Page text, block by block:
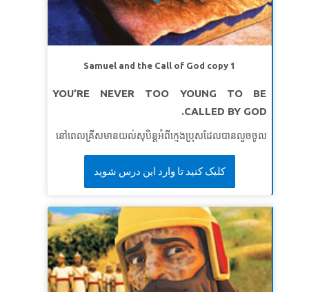
មេរៀនទី ២: កំហឹងនឹងមិនគ្រប់គ្រងខ្ញុំឡើយ
សេចក្តីពិតវិសេស៖
ខ្ញុំនឹងមិនអនុញ្ញាតឱ្យកំហឹងគ្រប់គ្រងខ្ញុំទេ។
ចូរ​ខឹង​ចុះ តែ​កុំ​ឲ្យ​ធ្វើ​បាប​ឡើយ ។ កុំ​ឲ្យ​សេចក្ដី​
(អិន។ អិលធី)
មេរៀនទី ៣: និយាយជាមួយព្រះជាម្ចាស់
សសេចក្តីពិតវិសេស៖
ខ្ញុំអាចនិយាយជាមួយព្រះបាន។
ដ្បិត​ទ្រង់​នឹង​មាន​បន្ទូល​ឆ្លើយ​មក​ទូល​បង្គំ។ សូម​ទ្រង់​ផ្អៀង​ព្រះ​
Samuel and the Call of God copy 1
YOU’RE NEVER TOO YOUNG TO BE
CALLED BY GOD.
នៅពេលគ្រីសមានយល់សុបិន្តអំពីក្មេងប្រុសដែលបានលួចចូល
ក្នុងផ្ទះរបស់គាត់ ចយគិតថាវាជាសញ្ញាមួយដែលគ្រីសគួរតែជួយ
គាត់។ ប៉ុន្តែគ្រីសមានការងឿងឆ្ងល់ - តើគាត់ក្មេងពេកក្នុងការធ្វើ
ឱ្យមានភាពខុសគ្នាមែនទេ? សៀវភៅវិសេសនាំគ្រីស ចយ
និងគីស្មូទៅជួបហោរាសាំយូអែល។ ធ្វើជាសាក្សីបញ្ជាក់អំពីរបៀប
ដែលគាត់ឆ្លើយតបនឹងការត្រាស់ហៅរបស់ព្រះជាម្ចាស់កាលនៅ
ក្មេងបន្ទាប់មកធំឡើងក្លាយជាអ្នកដឹកនាំរបស់អ៊ីស្រាអែល។
កុមាររៀនថាអ្នកគឺមិនក្មេងពេកទេដែលត្រូវបានត្រាស់ហៅដោយ
ព្រះ។
کلیک کنید تا وارد این درس شوید